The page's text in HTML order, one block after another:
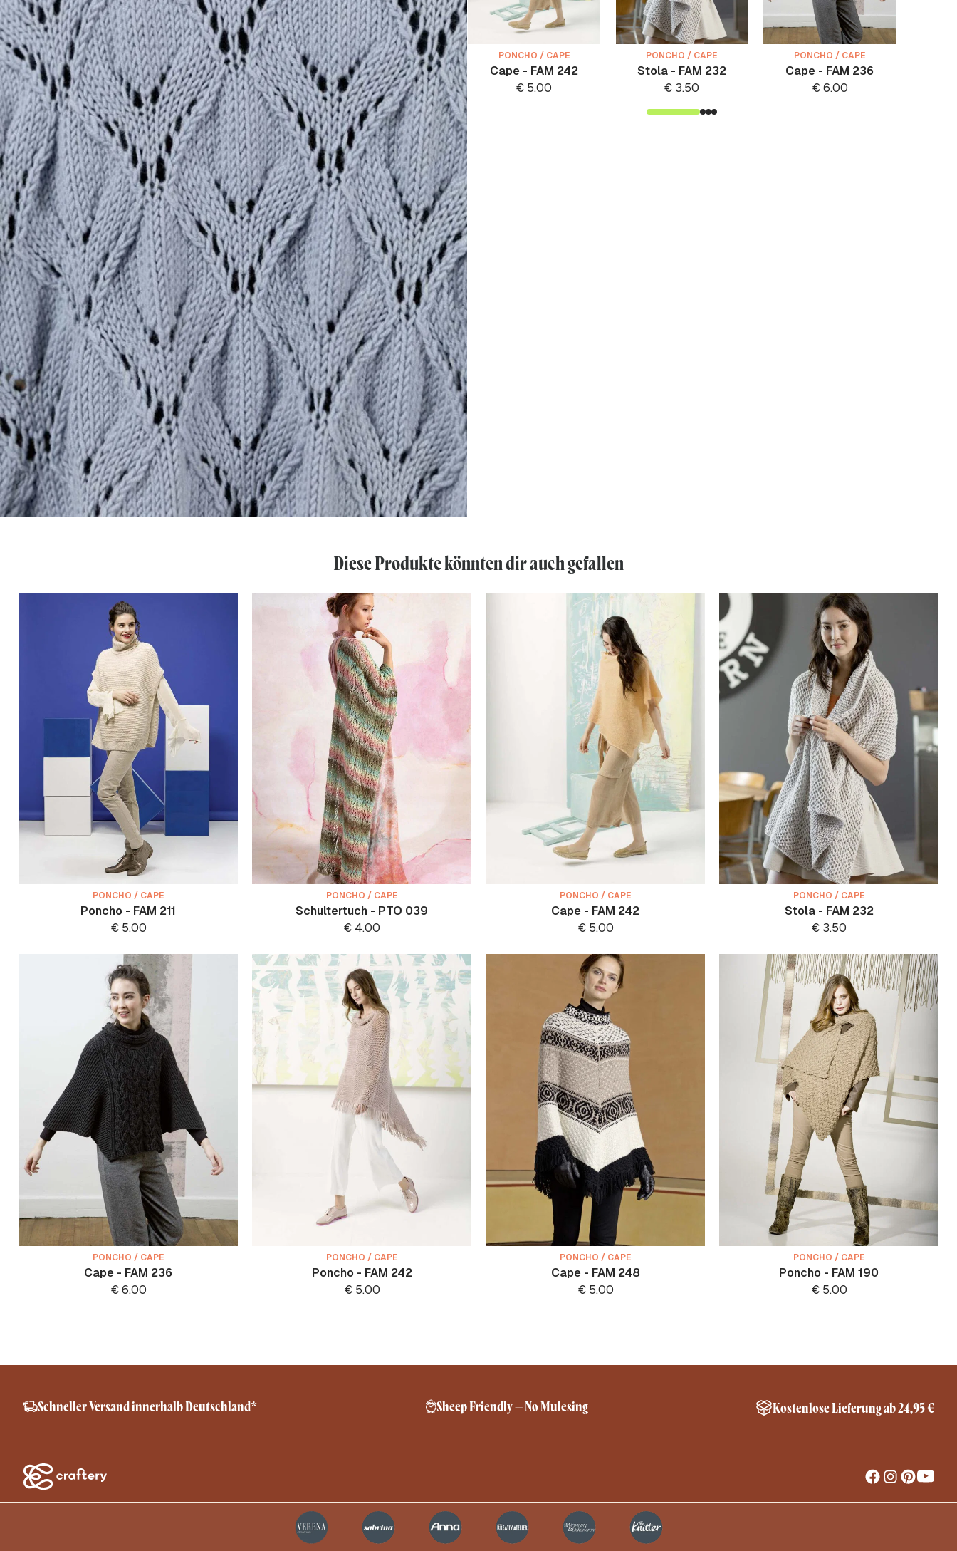
PONCHO / CAPE
Cape - FAM 242
€ 5.00
PONCHO / CAPE
Stola - FAM 232
€ 3.50
PONCHO / CAPE
Cape - FAM 236
€6.00
Diese Produkte könnten dir auch gefallen
PONCHO / CAPE
Poncho - FAM 211
€5.00
PONCHO / CAPE
Schultertuch - PTO 039
€ 4.00
PONCHO / CAPE
Cape - FAM 242
€5.00
PONCHO / CAPE
Stola - FAM 232
€ 3.50
PONCHO / CAPE
Cape - FAM 236
€6.00
PONCHO / CAPE
Poncho - FAM 242
€5.00
PONCHO / CAPE
Cape - FAM 248
€5.00
PONCHO / CAPE
Poncho - FAM 190
€5.00
Schneller Versand innerhalb Deutschland* Sheep Friendly – No Mulesing Kostenlose Lieferung ab 24,95 €